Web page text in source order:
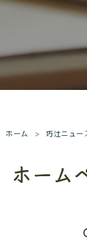
ホーム 巧汢ニュー
ホーム